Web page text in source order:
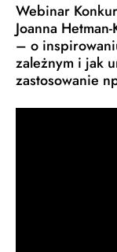
Webinar
Joanna
– o
zależnym i jak
zastosowanie